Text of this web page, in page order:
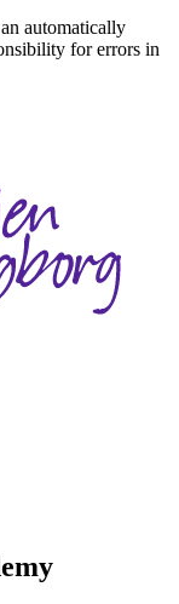
automatically
for errors in